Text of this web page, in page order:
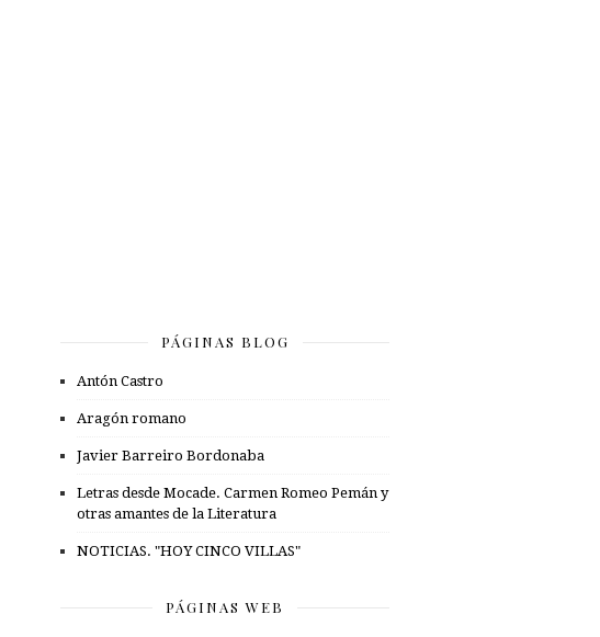
PÁGINAS BLOG
Antón Castro
Aragón romano
Javier Barreiro Bordonaba
Letras desde Mocade. Carmen Romeo Pemán y
otras amantes de la Literatura
NOTICIAS. "HOY CINCO VILLAS"
PÁGINAS WEB